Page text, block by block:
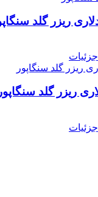
جزئیات
جزئیات